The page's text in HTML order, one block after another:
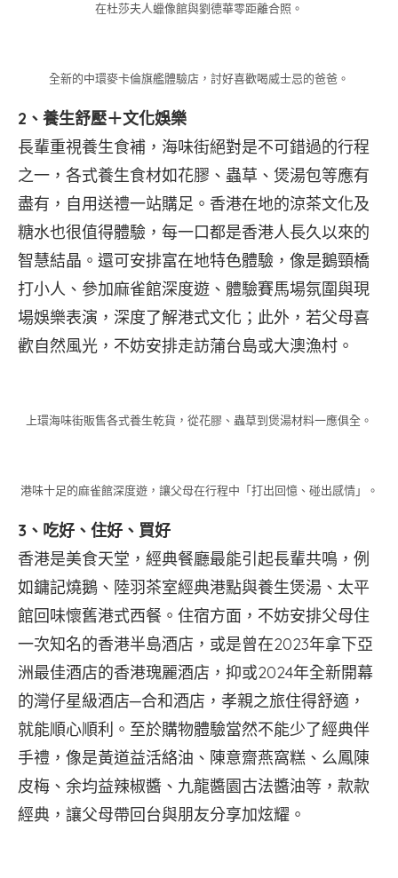
在杜莎夫人蠟像館與劉德華零距離合照。
全新的中環麥卡倫旗艦體驗店，討好喜歡喝威士忌的爸爸。
2、養生舒壓＋文化娛樂
長輩重視養生食補，海味街絕對是不可錯過的行程
之一，各式養生食材如花膠、蟲草、煲湯包等應有
盡有，自用送禮一站購足。香港在地的涼茶文化及
糖水也很值得體驗，每一口都是香港人長久以來的
智慧結晶。還可安排富在地特色體驗，像是鵝頸橋
打小人、參加麻雀館深度遊、體驗賽馬場氛圍與現
場娛樂表演，深度了解港式文化；此外，若父母喜
歡自然風光，不妨安排走訪蒲台島或大澳漁村。
上環海味街販售各式養生乾貨，從花膠、蟲草到煲湯材料一應俱全。
港味十足的麻雀館深度遊，讓父母在行程中「打出回憶、碰出感情」。
3、吃好、住好、買好
香港是美食天堂，經典餐廳最能引起長輩共鳴，例
如鏞記燒鵝、陸羽茶室經典港點與養生煲湯、太平
館回味懷舊港式西餐。住宿方面，不妨安排父母住
一次知名的香港半島酒店，或是曾在2023年拿下亞
洲最佳酒店的香港瑰麗酒店，抑或2024年全新開幕
的灣仔星級酒店─合和酒店，孝親之旅住得舒適，
就能順心順利。至於購物體驗當然不能少了經典伴
手禮，像是黃道益活絡油、陳意齋燕窩糕、么鳳陳
皮梅、余均益辣椒醬、九龍醬園古法醬油等，款款
經典，讓父母帶回台與朋友分享加炫耀。